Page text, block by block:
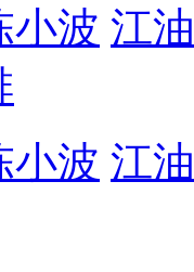
小波 江
小波 江